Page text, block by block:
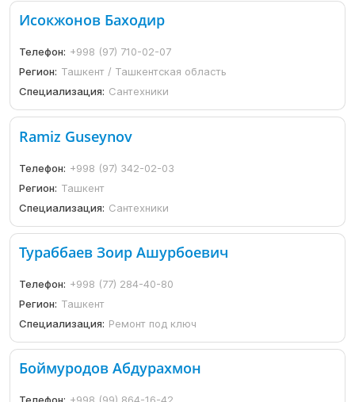
Исокжонов Баходир
Телефон: +998 (97) 710-02-07
Регион: Ташкент / Ташкентская область
Специализация: Сантехники
Ramiz Guseynov
Телефон: +998 (97) 342-02-03
Регион: Ташкент
Специализация: Сантехники
Тураббаев Зоир Ашурбоевич
Телефон: +998 (77) 284-40-80
Регион: Ташкент
Специализация: Ремонт под ключ
Боймуродов Абдурахмон